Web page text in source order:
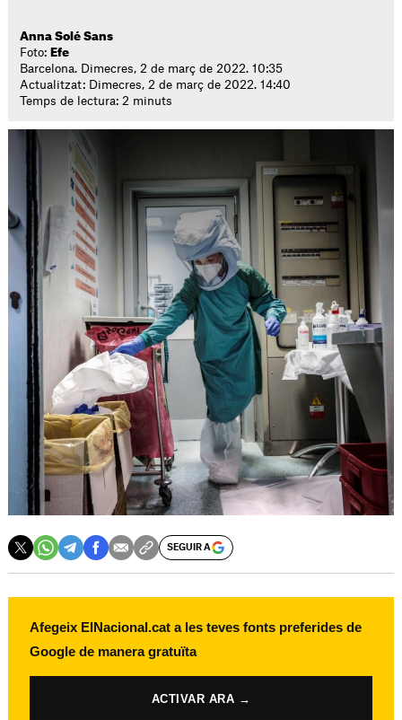
Anna Solé Sans
Foto: Efe
Barcelona. Dimecres, 2 de març de 2022. 10:35
Actualitzat: Dimecres, 2 de març de 2022. 14:40
Temps de lectura: 2 minuts
SEGUIR A
Afegeix ElNacional.cat a les teves fonts preferides de
Google de manera gratuïta
ACTIVAR ARA →